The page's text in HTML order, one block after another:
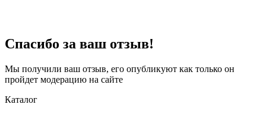
Спасибо за ваш отзыв!
Мы получили ваш отзыв, его опубликуют как только он
пройдет модерацию на сайте
Каталог